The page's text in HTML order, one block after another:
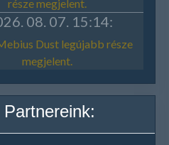
Partnereink: